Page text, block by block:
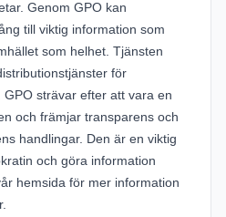
Genom GPO kan
till viktig information som
som helhet. Tjänsten
för
strävar efter att vara en
och främjar transparens och
handlingar. Den är en viktig
och göra information
hemsida för mer information